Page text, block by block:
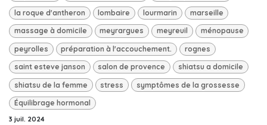
la roque d'antheron lombaire lourmarin marseille
massage à domicile meyrargues meyreuil ménopause
peyrolles préparation à l'accouchement. rognes
saint esteve janson salon de provence shiatsu a domicile
shiatsu de la femme stress symptômes de la grossesse
Équilibrage hormonal
3 juil. 2024